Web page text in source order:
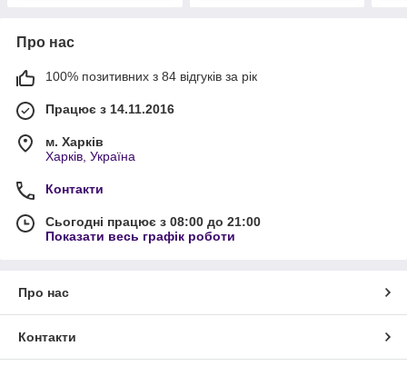
Про нас
100% позитивних з 84 відгуків за рік
Працює з 14.11.2016
м. Харків
Харків, Україна
Контакти
Сьогодні працює з 08:00 до 21:00
Показати весь графік роботи
Про нас
Контакти